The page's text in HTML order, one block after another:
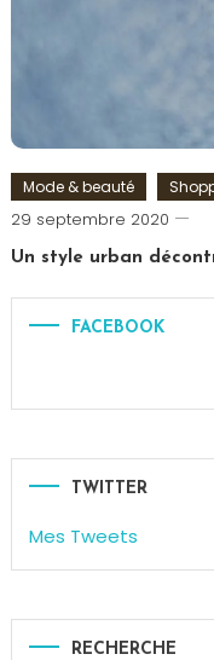
Mode & beauté
29 septembre 2020
Paris
Un style urban
Tagged
Look,
FACEBOOK
TWITTER
Mes Tweets
RECHERCHE